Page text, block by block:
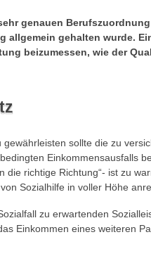
genauen
allgemein gehalten wurde.
beizumessen, wie der
sollte die zu
Einkommensausfalls
die richtige Richtung“- ist zu
Sozialhilfe in voller Höhe
zu erwartenden
Einkommen eines weiteren